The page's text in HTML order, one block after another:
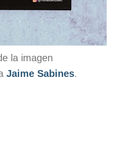
la imagen
Jaime Sabines.